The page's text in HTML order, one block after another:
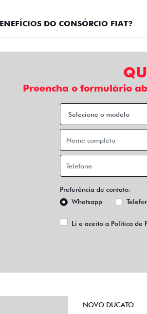
DO CONSÓRCIO FIAT?
Preencha o formulário
Preferência de contato:
Whatsapp
Li e aceito a Política de
NOVO DUCATO